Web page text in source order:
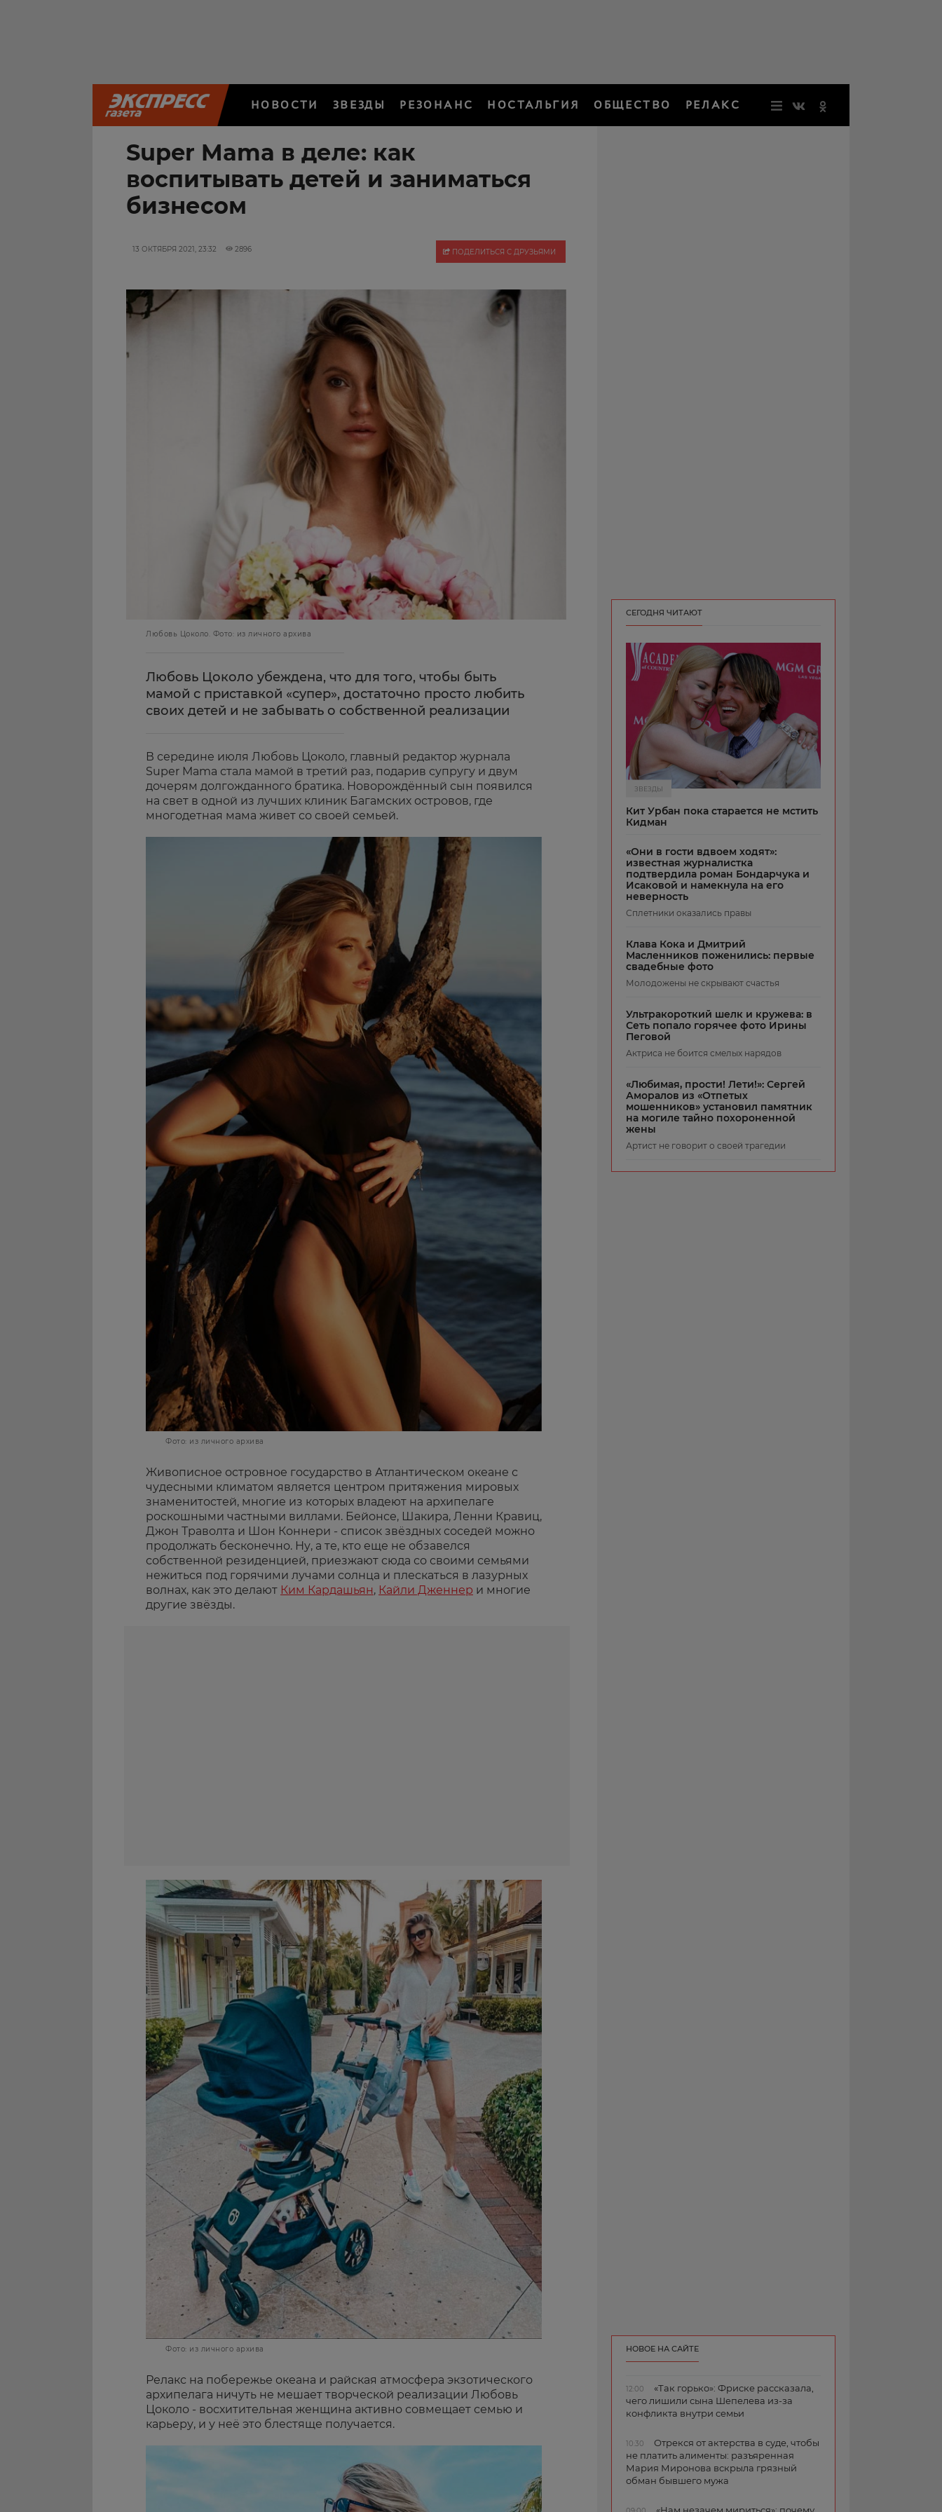
НОВОСТИ ЗВЕЗДЫ РЕЗОНАНС НОСТАЛЬГИЯ ОБЩЕСТВО РЕЛАКС
Super Mama в деле: как
воспитывать детей и заниматься
бизнесом
13 ОКТЯБРЯ 2021, 23:32 2896 ПОДЕЛИТЬСЯ С ДРУЗЬЯМИ
Любовь Цоколо. Фото: из личного архива
Любовь Цоколо убеждена, что для того, чтобы быть
мамой с приставкой «супер», достаточно просто любить
своих детей и не забывать о собственной реализации
В середине июля Любовь Цоколо, главный редактор журнала
Super Mama стала мамой в третий раз, подарив супругу и двум
дочерям долгожданного братика. Новорождённый сын появился
на свет в одной из лучших клиник Багамских островов, где
многодетная мама живет со своей семьей.
Фото: из личного архива
Живописное островное государство в Атлантическом океане с
чудесными климатом является центром притяжения мировых
знаменитостей, многие из которых владеют на архипелаге
роскошными частными виллами. Бейонсе, Шакира, Ленни Кравиц,
Джон Траволта и Шон Коннери - список звёздных соседей можно
продолжать бесконечно. Ну, а те, кто еще не обзавелся
собственной резиденцией, приезжают сюда со своими семьями
нежиться под горячими лучами солнца и плескаться в лазурных
волнах, как это делают Ким Кардашьян, Кайли Дженнер и многие
другие звёзды.
Фото: из личного архива
Релакс на побережье океана и райская атмосфера экзотического
архипелага ничуть не мешает творческой реализации Любовь
Цоколо - восхитительная женщина активно совмещает семью и
карьеру, и у неё это блестяще получается.
СЕГОДНЯ ЧИТАЮТ
ЗВЕЗДЫ
Кит Урбан пока старается не мстить
Кидман
«Они в гости вдвоем ходят»:
известная журналистка
подтвердила роман Бондарчука и
Исаковой и намекнула на его
неверность
Сплетники оказались правы
Клава Кока и Дмитрий
Масленников поженились: первые
свадебные фото
Молодожены не скрывают счастья
Ультракороткий шелк и кружева: в
Сеть попало горячее фото Ирины
Пеговой
Актриса не боится смелых нарядов
«Любимая, прости! Лети!»: Сергей
Аморалов из «Отпетых
мошенников» установил памятник
на могиле тайно похороненной
жены
Артист не говорит о своей трагедии
НОВОЕ НА САЙТЕ
12:00
«Так горько»: Фриске рассказала,
чего лишили сына Шепелева из-за
конфликта внутри семьи
10:30
Отрекся от актерства в суде, чтобы
не платить алименты: разъяренная
Мария Миронова вскрыла грязный
обман бывшего мужа